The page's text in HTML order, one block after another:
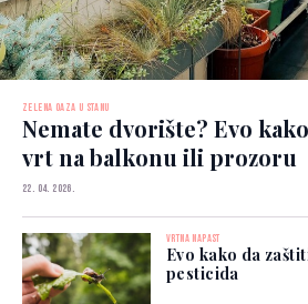
ZELENA OAZA U STANU
Nemate dvorište? Evo
vrt na balkonu ili prozoru
22. 04. 2026.
VRTNA NAPAST
Evo kako da
pesticida